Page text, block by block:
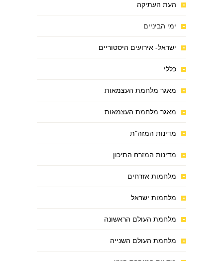
העת העתיקה
ימי הביניים
ישראל- אירועים היסטוריים
כללי
מאגר מלחמת העצמאות
מאגר מלחמת העצמאות
מדינות המזה"ת
מדינות המזרח התיכון
מלחמות אזרחים
מלחמות ישראל
מלחמת העולם הראשונה
מלחמת העולם השנייה